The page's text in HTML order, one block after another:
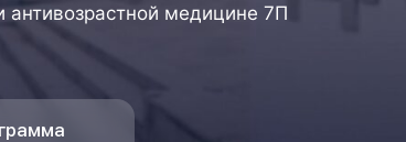
медицине 7П